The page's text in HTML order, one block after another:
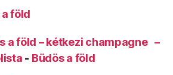
föld
a föld – kétkezi champagne –
- Büdös a föld